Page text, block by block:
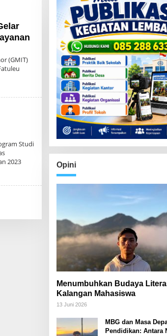
(GMIT)
Studi
2023
Opini
Menumbuhkan Budaya
Kalangan Mahasiswa
13 Juni 2026
MBG dan Masa
Pendidikan: Antara